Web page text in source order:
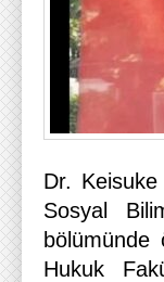
Dr.
Sosyal
bölümünde
Hukuk